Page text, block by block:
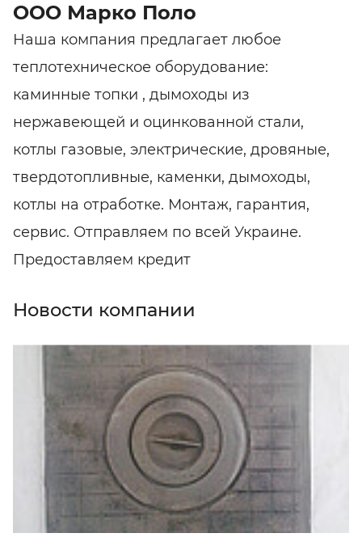
ООО Марко Поло
Наша компания предлагает любое
теплотехническое оборудование:
каминные топки , дымоходы из
нержавеющей и оцинкованной стали,
котлы газовые, электрические, дровяные,
твердотопливные, каменки, дымоходы,
котлы на отработке. Монтаж, гарантия,
сервис. Отправляем по всей Украине.
Предоставляем кредит
Новости компании